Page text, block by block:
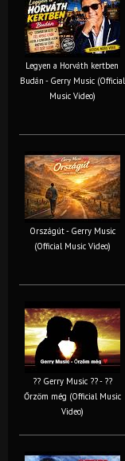
Legyen a Horváth kertben
Budán - Gerry Music (Official
Music Video)
Országút - Gerry Music
(Official Music Video)
?? Gerry Music ?? - ??
Őrzöm még (Official Music
Video)